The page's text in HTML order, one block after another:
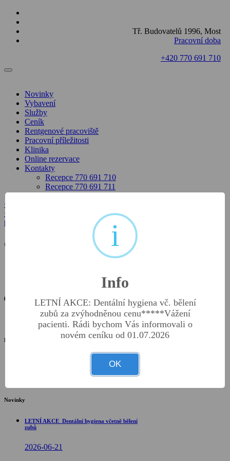
Tř. Budovatelů 1996, Most
Pracovní doba
+420 770 691 710
Novinky
Vybavení
Služby
Ceník
Rentgenové pracoviště
Pracovní příležitosti
Klinika
Online rezervace
Kontakty
Recepce 770 691 710
Recepce 770 691 711
+420 770 691 710
+420 770 691 711
parondo@cekofin.cz
Ceník
Ceník ošetření a služeb ke stažení zde.
Kontakty
Tř. Budovatelů 1996 Most
Novinky
LETNÍ AKCE_Dentální hygiena včetně bělení
zubů
2026-06-21
i
Info
LETNÍ AKCE: Dentální hygiena vč. bělení
zubů za zvýhodněnou cenu*****Vážení
pacienti. Rádi bychom Vás informovali o
novém ceníku od 01.07.2026
OK